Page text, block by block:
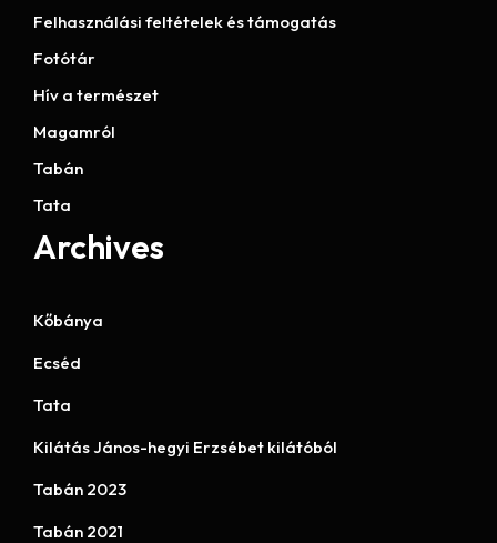
Felhasználási feltételek és támogatás
Fotótár
Hív a természet
Magamról
Tabán
Tata
Archives
Kőbánya
Ecséd
Tata
Kilátás János-hegyi Erzsébet kilátóból
Tabán 2023
Tabán 2021